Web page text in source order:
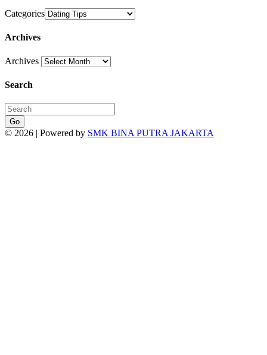
Categories
Archives
Archives
Search
Go
© 2026 | Powered by SMK BINA PUTRA JAKARTA